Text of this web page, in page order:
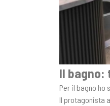
Il bagno:
Per il bagno ho
Il protagonista